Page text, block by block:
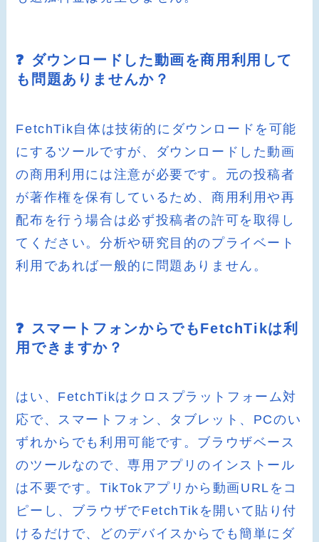
❓ ダウンロードした動画を商用利用して
も問題ありませんか？
FetchTik自体は技術的にダウンロードを可能
にするツールですが、ダウンロードした動画
の商用利用には注意が必要です。元の投稿者
が著作権を保有しているため、商用利用や再
配布を行う場合は必ず投稿者の許可を取得し
てください。分析や研究目的のプライベート
利用であれば一般的に問題ありません。
❓ スマートフォンからでもFetchTikは利
用できますか？
はい、FetchTikはクロスプラットフォーム対
応で、スマートフォン、タブレット、PCのい
ずれからでも利用可能です。ブラウザベース
のツールなので、専用アプリのインストール
は不要です。TikTokアプリから動画URLをコ
ピーし、ブラウザでFetchTikを開いて貼り付
けるだけで、どのデバイスからでも簡単にダ